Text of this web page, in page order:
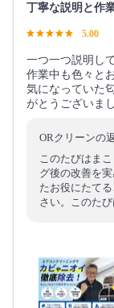
丁寧な説明と作
5.00
一つ一つ説明し
作業中も色々と
気になっていた
がとうございまし
ORクリーンの
このたびはま
グ後の改善を
たお役にたて
さい。このた